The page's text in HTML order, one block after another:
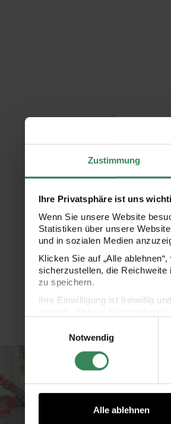
Zustimmung
Ihre Privatsphäre ist uns
Wenn Sie unsere Website
Statistiken über unsere
und in sozialen Medien
Klicken Sie auf „Alle
sicherzustellen, die
zu speichern.
Ihre Einwilligung ist freiwillig
Impressum
Datenschutz
Notwendig
Alle ablehnen